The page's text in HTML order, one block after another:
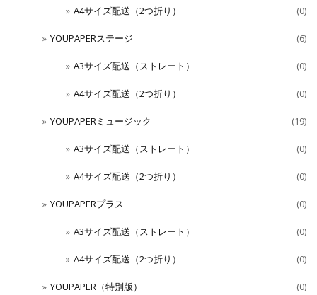
A4サイズ配送（2つ折り） (0)
YOUPAPERステージ (6)
A3サイズ配送（ストレート） (0)
A4サイズ配送（2つ折り） (0)
YOUPAPERミュージック (19)
A3サイズ配送（ストレート） (0)
A4サイズ配送（2つ折り） (0)
YOUPAPERプラス (0)
A3サイズ配送（ストレート） (0)
A4サイズ配送（2つ折り） (0)
YOUPAPER（特別版） (0)